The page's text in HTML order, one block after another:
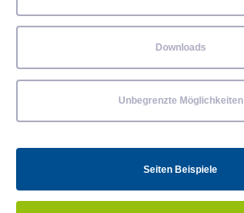
Downloads
Unbegrenzte Möglichkeiten
Seiten Beispiele